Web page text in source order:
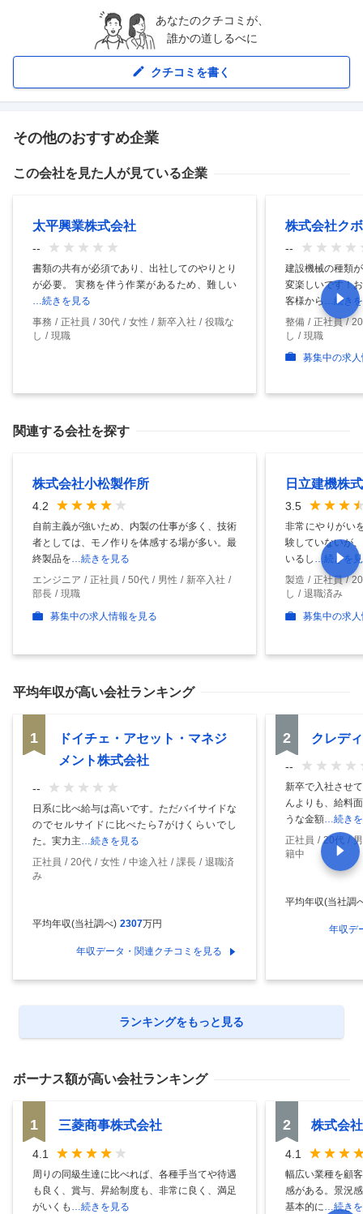
あなたのクチコミが、
誰かの道しるべに
クチコミを書く
その他のおすすめ企業
この会社を見た人が見ている企業
太平興業株式会社
--
書類の共有が必須であり、出社してのやりとり
が必要。 実務を伴う作業があるため、難しい
…続きを見る
事務
正社員 30代 女性 新卒入社
役職な
し
現職
株式会社ク
--
建設機械の種類
変楽しいです！
客様から
…続き
整備
正社員
し
現職
募集中の求
関連する会社を探す
株式会社小松製作所
4.2
自前主義が強いため、内製の仕事が多く、技術
者としては、モノ作りを体感する場が多い。最
終製品を …続きを見る
エンジニア
正社員 50代 男性
新卒入社
部長
現職
募集中の求人情報を見る
日立建機株
3.5
非常にやりがい
験していないが
いるし
…続きを
製造
正社員
し
退職済み
募集中の求
平均年収が高い会社ランキング
1
ドイチェ・アセット・マネジ
メント株式会社
--
日系に比べ給与は高いです。ただバイサイドな
のでセルサイドに比べたら7がけくらいでし
た。実力主…続きを見る
正社員
20代 女性 中途入社 課長
退職済
み
平均年収(当社調べ) 2307万円
年収データ・関連クチコミを見る
2 クレデ
--
新卒で入社させ
んよりも、給料
うな金額…続き
正社員
20代
籍中
平均年収(当社調
年収デ
ランキングをもっと見る
ボーナス額が高い会社ランキング
1 三菱商事株式会社
4.1
周りの同級生達に比べれば、各種手当てや待遇
も良く、賞与、昇給制度も、非常に良く、満足
がいくも …続きを見る
2 株式会
4.1
幅広い業種を顧
感がある。景況
基本的に…続き